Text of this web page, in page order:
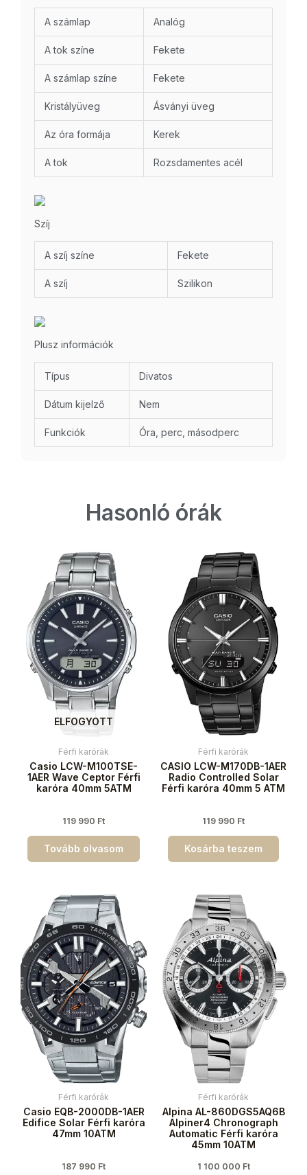
A számlap Analóg
A tok színe Fekete
A számlap színe Fekete
Kristályüveg Ásványi üveg
Az óra formája Kerek
A tok Rozsdamentes acél
Szíj
A szíj színe Fekete
A szíj Szilikon
Plusz információk
Típus Divatos
Dátum kijelző Nem
Funkciók Óra, perc, másodperc
Hasonló órák
ELFOGYOTT
Férfi karórák
Casio LCW-M100TSE-
1AER Wave Ceptor Férfi
karóra 40mm 5ATM
119 990 Ft
Tovább olvasom
Férfi karórák
CASIO LCW-M170DB-1AER
Radio Controlled Solar
Férfi karóra 40mm 5 ATM
119 990 Ft
Kosárba teszem
Férfi karórák
Casio EQB-2000DB-1AER
Edifice Solar Férfi karóra
47mm 10ATM
187 990 Ft
Férfi karórák
Alpina AL-860DGS5AQ6B
Alpiner4 Chronograph
Automatic Férfi karóra
45mm 10ATM
1 100 000 Ft